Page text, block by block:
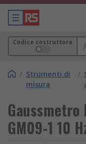
Codice costruttore
/ Strumenti di
misura
/
GM09-1 10